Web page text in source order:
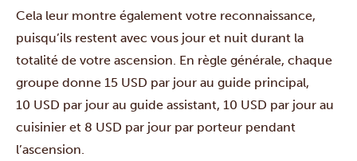
Cela leur montre également votre reconnaissance,
puisqu’ils restent avec vous jour et nuit durant la
totalité de votre ascension. En règle générale, chaque
groupe donne 15 USD par jour au guide principal,
10 USD par jour au guide assistant, 10 USD par jour au
cuisinier et 8 USD par jour par porteur pendant
l’ascension.